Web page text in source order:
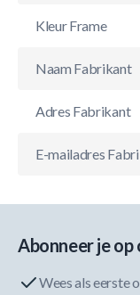
Kleur Frame
Naam Fabrikant
Adres Fabrikant
E-mailadres
Abonneer je
Wees als eerste